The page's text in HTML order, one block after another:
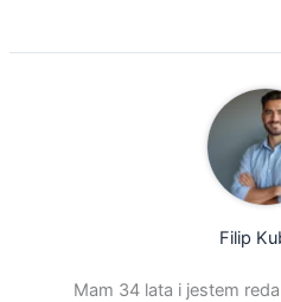
Filip
Mam 34 lata i jestem